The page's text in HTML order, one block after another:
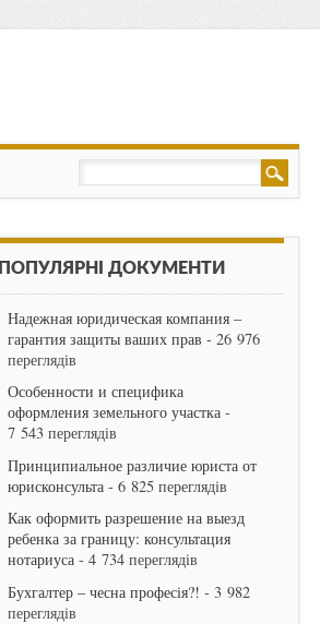
ПОПУЛЯРНІ ДОКУМЕНТИ
Надежная юридическая компания –
гарантия защиты ваших прав - 26 976
переглядів
Особенности и специфика
оформления земельного участка-
7 543 переглядів
Принципиальное различие юриста от
юрисконсульта- 6 825 переглядів
Как оформить разрешение на выезд
ребенка за границу: консультация
нотариуса- 4 734 переглядів
Бухгалтер – чесна професія?! - 3 982
переглядів